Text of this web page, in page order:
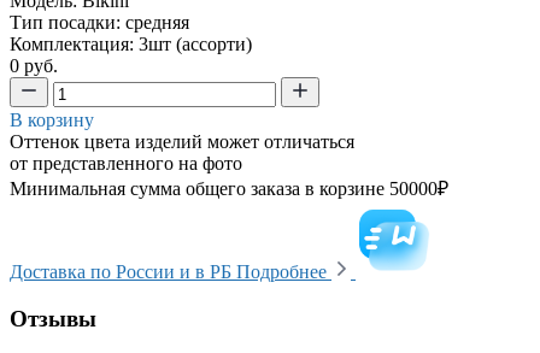
Тип посадки: средняя
Комплектация: 3шт (ассорти)
0 руб.
В корзину
Оттенок цвета изделий может отличаться
от представленного на фото
Минимальная сумма общего заказа в корзине 50000₽
Доставка по России и в РБ Подробнее
Отзывы